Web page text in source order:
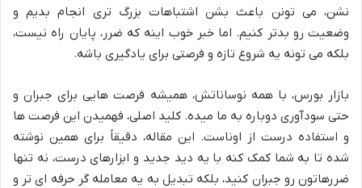
نشن، می تونن باعث بشن اشتباهات بزرگ تری انجام بدیم و
وضعیت رو بدتر کنیم. اما خبر خوب اینه که ضرر، پایان راه نیست،
بلکه می تونه یه شروع تازه و فرصتی برای یادگیری باشه.
بازار بورس، با همه نوساناتش، همیشه فرصت هایی برای جبران و
حتی سودآوری دوباره به ما میده. کلید اصلی، فهمیدن این فرصت ها
و استفاده درست از اوناست. این مقاله، دقیقاً برای همین نوشته
شده تا به شما کمک کنه با یه دید جدید و ابزارهای درست، نه تنها
ضررهاتون رو جبران کنید، بلکه تبدیل به یه معامله گر حرفه ای تر و